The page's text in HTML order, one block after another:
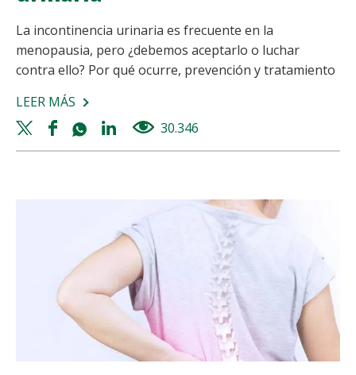
La incontinencia urinaria es frecuente en la
menopausia, pero ¿debemos aceptarlo o luchar
contra ello? Por qué ocurre, prevención y tratamiento
LEER MÁS SOBRE
MENOPAUSIA
E
Twitter
share
Facebook
share
Whatsapp
share
Linkedin
share
30.346